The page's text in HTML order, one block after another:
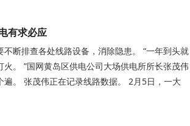
有求必应
断排查各处线路设备，消除隐患。 “一年到头就
。 ”国网黄岛区供电公司大场供电所所长张茂伟
。 张茂伟正在记录线路数据。 2月5日，一大